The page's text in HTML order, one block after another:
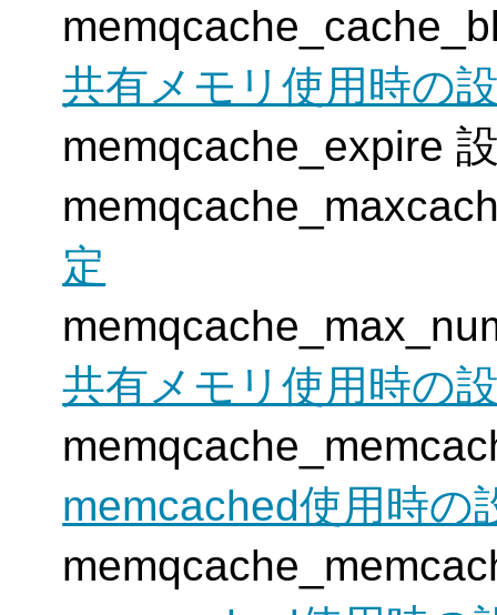
共有メモリ使用時の
memqcache_expire
定
共有メモリ使用時の
memcached使用時の